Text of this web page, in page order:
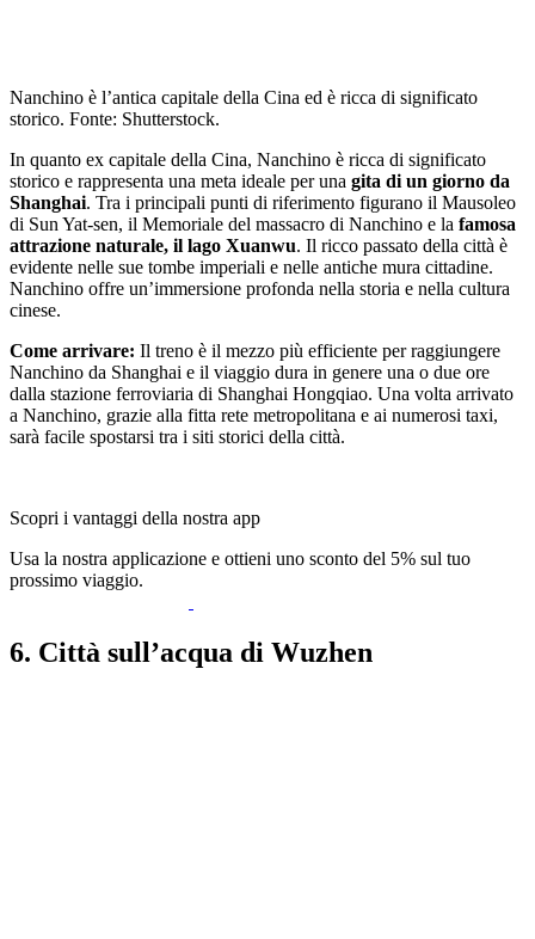
Nanchino è l’antica capitale della Cina ed è ricca di significato
storico. Fonte: Shutterstock.
In quanto ex capitale della Cina, Nanchino è ricca di significato
storico e rappresenta una meta ideale per una gita di un giorno da
Shanghai. Tra i principali punti di riferimento figurano il Mausoleo
di Sun Yat-sen, il Memoriale del massacro di Nanchino e la famosa
attrazione naturale, il lago Xuanwu. Il ricco passato della città è
evidente nelle sue tombe imperiali e nelle antiche mura cittadine.
Nanchino offre un’immersione profonda nella storia e nella cultura
cinese.
Come arrivare: Il treno è il mezzo più efficiente per raggiungere
Nanchino da Shanghai e il viaggio dura in genere una o due ore
dalla stazione ferroviaria di Shanghai Hongqiao. Una volta arrivato
a Nanchino, grazie alla fitta rete metropolitana e ai numerosi taxi,
sarà facile spostarsi tra i siti storici della città.
Scopri i vantaggi della nostra app
Usa la nostra applicazione e ottieni uno sconto del 5% sul tuo
prossimo viaggio.
6. Città sull’acqua di Wuzhen